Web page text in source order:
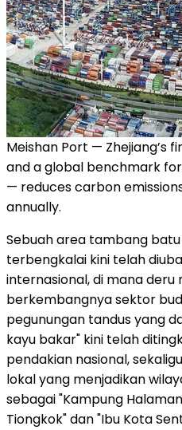
Meishan Port — Zhejiang’s
and a global benchmark
— reduces carbon
annually.
Sebuah area tambang
terbengkalai kini telah
internasional, di mana
berkembangnya sektor
pegunungan tandus yang
kayu bakar" kini telah
pendakian nasional,
lokal yang menjadikan
sebagai "Kampung
Tiongkok" dan "Ibu Kota